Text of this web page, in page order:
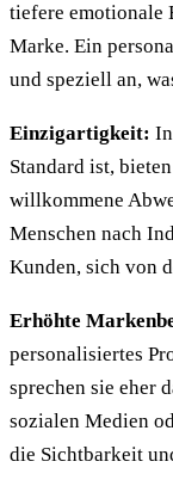
tiefere emotionale
Marke. Ein
und speziell an,
Einzigartigkeit:
Standard ist,
willkommene
Menschen nach
Kunden, sich von
Erhöhte
personalisiertes
sprechen sie eher
sozialen Medien
die Sichtbarkeit